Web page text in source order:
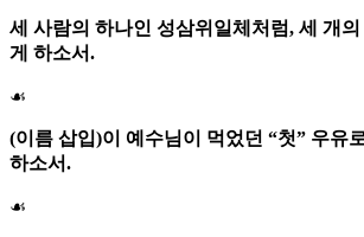
세 사람의 하나인 성삼위일체처럼, 세 개
게 하소서.
☙
(이름 삽입)이 예수님이 먹었던 “첫” 우유
하소서.
☙